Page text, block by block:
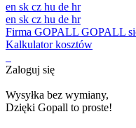
en sk cz hu de hr
en sk cz hu de hr
Firma GOPALL GOPALL
Kalkulator kosztów
Zaloguj się
Wysyłka bez wymiany,
Dzięki Gopall to proste!